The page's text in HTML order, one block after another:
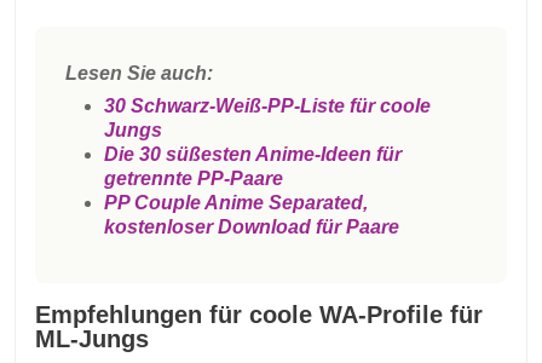
Lesen Sie auch:
30 Schwarz-Weiß-PP-Liste für coole
Jungs
Die 30 süßesten Anime-Ideen für
getrennte PP-Paare
PP Couple Anime Separated,
kostenloser Download für Paare
Empfehlungen für coole WA-Profile für
ML-Jungs